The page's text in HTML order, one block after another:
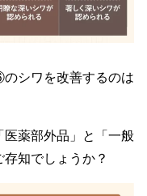
シワを改善するのは
薬部外品」と「一般
存知でしょうか？